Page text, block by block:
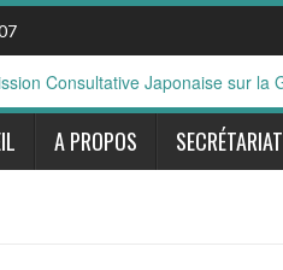
A PROPOS SECRÉTARIAT